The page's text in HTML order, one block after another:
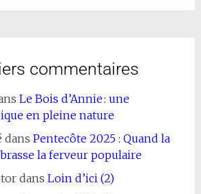
commentaires
Le Bois d’Annie : une
en pleine nature
dans Pentecôte 2025 : Quand la
la ferveur populaire
dans Loin d’ici (2)